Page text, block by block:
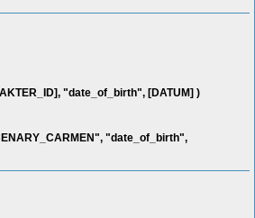
"date_of_birth", [DATUM] )
"date_of_birth",